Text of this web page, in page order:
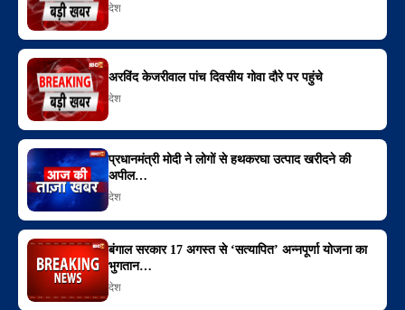
देश
अरविंद केजरीवाल पांच दिवसीय गोवा दौरे पर पहुंचे
देश
प्रधानमंत्री मोदी ने लोगों से हथकरघा उत्पाद खरीदने की
अपील…
देश
बंगाल सरकार 17 अगस्त से ‘सत्यापित’ अन्नपूर्णा योजना का
भुगतान…
देश